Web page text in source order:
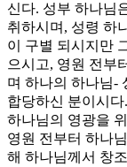
신다. 성부 하나님
취하시며, 성령 하
이 구별 되시지만
으시고, 영원 전부
며 하나의 하나님-
합당하신 분이시다.
하나님의 영광을
영원 전부터 하나
해 하나님께서 창